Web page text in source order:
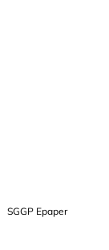
SGGP Epaper